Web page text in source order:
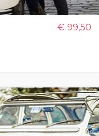
€ 99,50